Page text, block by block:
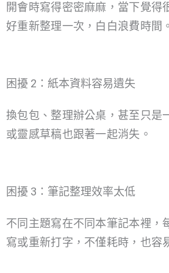
開會時寫得密密麻麻，當下覺得
好重新整理一次，白白浪費時間。
困擾 2：紙本資料容易遺失
換包包、整理辦公桌，甚至只是
或靈感草稿也跟著一起消失。
困擾 3：筆記整理效率太低
不同主題寫在不同本筆記本裡，
寫或重新打字，不僅耗時，也容